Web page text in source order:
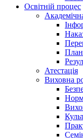
Освітній процес
План
Атестація
Виховна